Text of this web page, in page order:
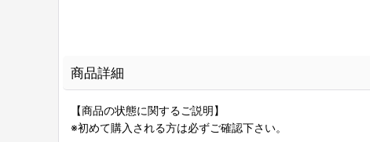
商品詳細
【商品の状態に関するご説明】
※初めて購入される方は必ずご確認下さい。